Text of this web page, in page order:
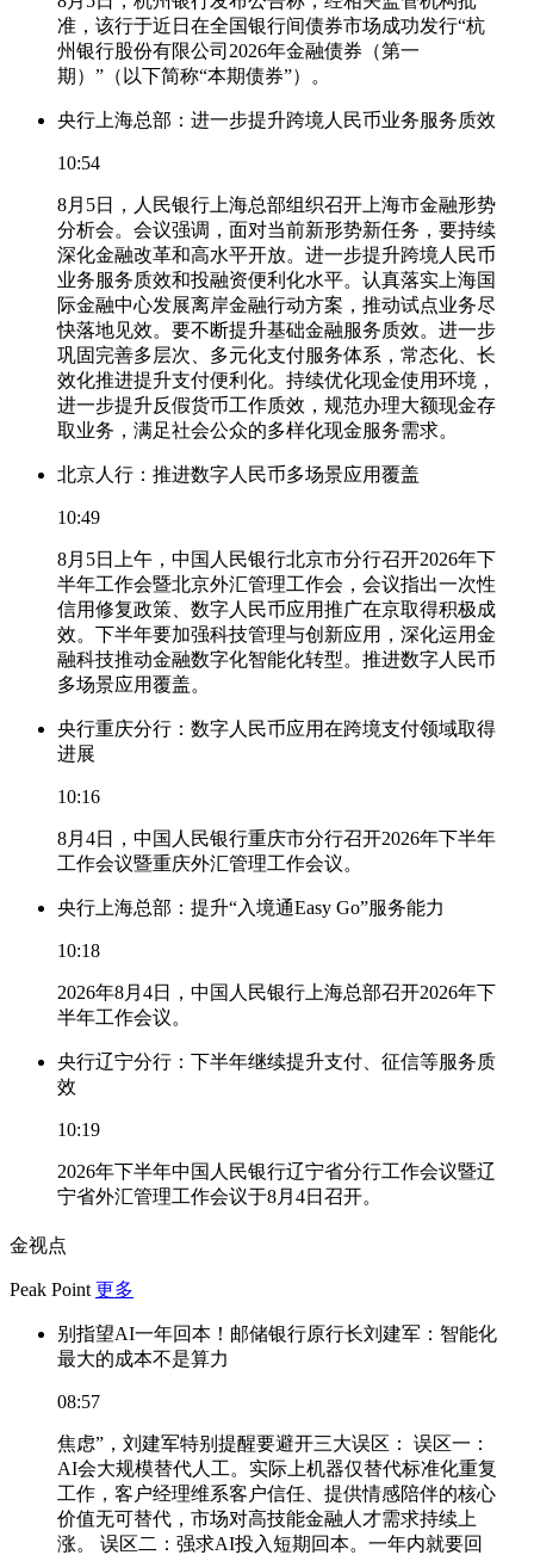
准，该行于近日在全国银行间债券市场成功发行“杭
州银行股份有限公司2026年金融债券（第一
期）”（以下简称“本期债券”）。
央行上海总部：进一步提升跨境人民币业务服务质效
10:54
8月5日，人民银行上海总部组织召开上海市金融形势
分析会。会议强调，面对当前新形势新任务，要持续
深化金融改革和高水平开放。进一步提升跨境人民币
业务服务质效和投融资便利化水平。认真落实上海国
际金融中心发展离岸金融行动方案，推动试点业务尽
快落地见效。要不断提升基础金融服务质效。进一步
巩固完善多层次、多元化支付服务体系，常态化、长
效化推进提升支付便利化。持续优化现金使用环境，
进一步提升反假货币工作质效，规范办理大额现金存
取业务，满足社会公众的多样化现金服务需求。
北京人行：推进数字人民币多场景应用覆盖
10:49
8月5日上午，中国人民银行北京市分行召开2026年下
半年工作会暨北京外汇管理工作会，会议指出一次性
信用修复政策、数字人民币应用推广在京取得积极成
效。下半年要加强科技管理与创新应用，深化运用金
融科技推动金融数字化智能化转型。推进数字人民币
多场景应用覆盖。
央行重庆分行：数字人民币应用在跨境支付领域取得
进展
10:16
8月4日，中国人民银行重庆市分行召开2026年下半年
工作会议暨重庆外汇管理工作会议。
央行上海总部：提升“入境通Easy Go”服务能力
10:18
2026年8月4日，中国人民银行上海总部召开2026年下
半年工作会议。
央行辽宁分行：下半年继续提升支付、征信等服务质
效
10:19
2026年下半年中国人民银行辽宁省分行工作会议暨辽
宁省外汇管理工作会议于8月4日召开。
金视点
Peak Point 更多
别指望AI一年回本！邮储银行原行长刘建军：智能化
最大的成本不是算力
08:57
焦虑”，刘建军特别提醒要避开三大误区： 误区一：
AI会大规模替代人工。实际上机器仅替代标准化重复
工作，客户经理维系客户信任、提供情感陪伴的核心
价值无可替代，市场对高技能金融人才需求持续上
涨。 误区二：强求AI投入短期回本。一年内就要回